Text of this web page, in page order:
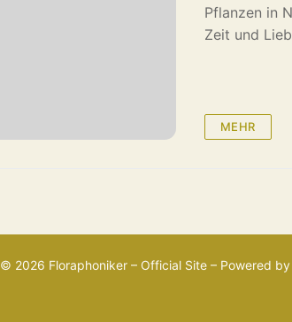
Pflanzen in
Zeit und
MEHR
2026 Floraphoniker – Official Site – Powered by